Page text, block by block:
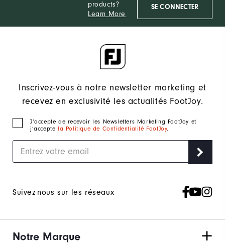
products?
Learn More
SE CONNECTER
Inscrivez-vous à notre newsletter marketing et
recevez en exclusivité les actualités FootJoy.
J‘accepte de recevoir les Newsletters Marketing FootJoy et
j’accepte la Politique de Confidentialité FootJoy.
Suivez-nous sur les réseaux
Notre Marque